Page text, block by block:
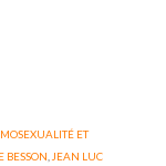
ET
BESSON JEAN LUC